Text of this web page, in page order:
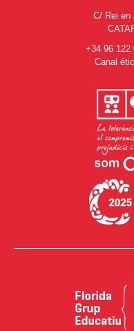
C/ Rei en
+34 96 122
Canal